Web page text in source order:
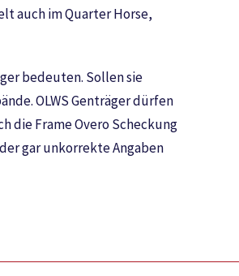
auch im Quarter Horse,
bedeuten. Sollen sie
OLWS Genträger dürfen
die Frame Overo Scheckung
gar unkorrekte Angaben